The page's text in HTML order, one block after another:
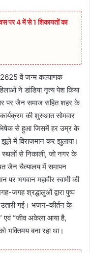
पर 4 में से 1 शिकायतों का
2625 वें जन्म कल्याणक
ने डांडिया नृत्य पेश किया
पर जैन समाज सहित शहर के
कार्यक्रम की शुरुआत सोमवार
से हुआ जिसमें हर उम्र के
में विराजमान कर झुलाया।
स्थलों से निकाली, जो नगर के
जैन चैत्यालय में समापन
पर भगवान महावीर स्वामी की
जगह श्रद्धालुओं द्वारा पुष्प
उतारी गई। भजन-कीर्तन के
एवं “जीव अकेला आया है,
भक्तिमय बना रहा था।